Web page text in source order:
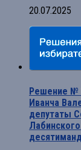
20.07.2025
Решение №
Иванча
депутаты